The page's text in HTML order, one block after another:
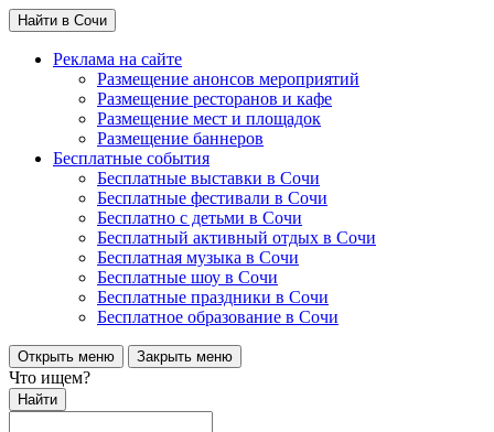
Найти в Сочи
Реклама на сайте
Размещение анонсов мероприятий
Размещение ресторанов и кафе
Размещение мест и площадок
Размещение баннеров
Бесплатные события
Бесплатные выставки в Сочи
Бесплатные фестивали в Сочи
Бесплатно с детьми в Сочи
Бесплатный активный отдых в Сочи
Бесплатная музыка в Сочи
Бесплатные шоу в Сочи
Бесплатные праздники в Сочи
Бесплатное образование в Сочи
Открыть меню Закрыть меню
Что ищем?
Найти